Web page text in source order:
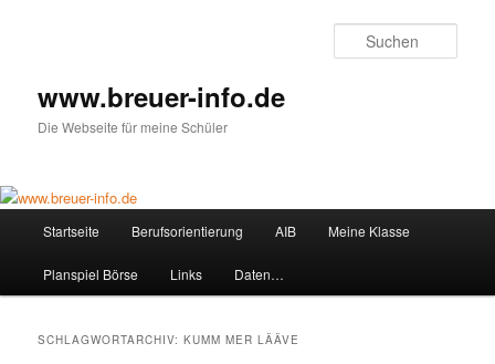
www.breuer-info.de
Die Webseite für meine Schüler
Startseite Berufsorientierung AIB Meine Klasse
Planspiel Börse Links Daten…
SCHLAGWORTARCHIV:KUMM MER LÄÄVE